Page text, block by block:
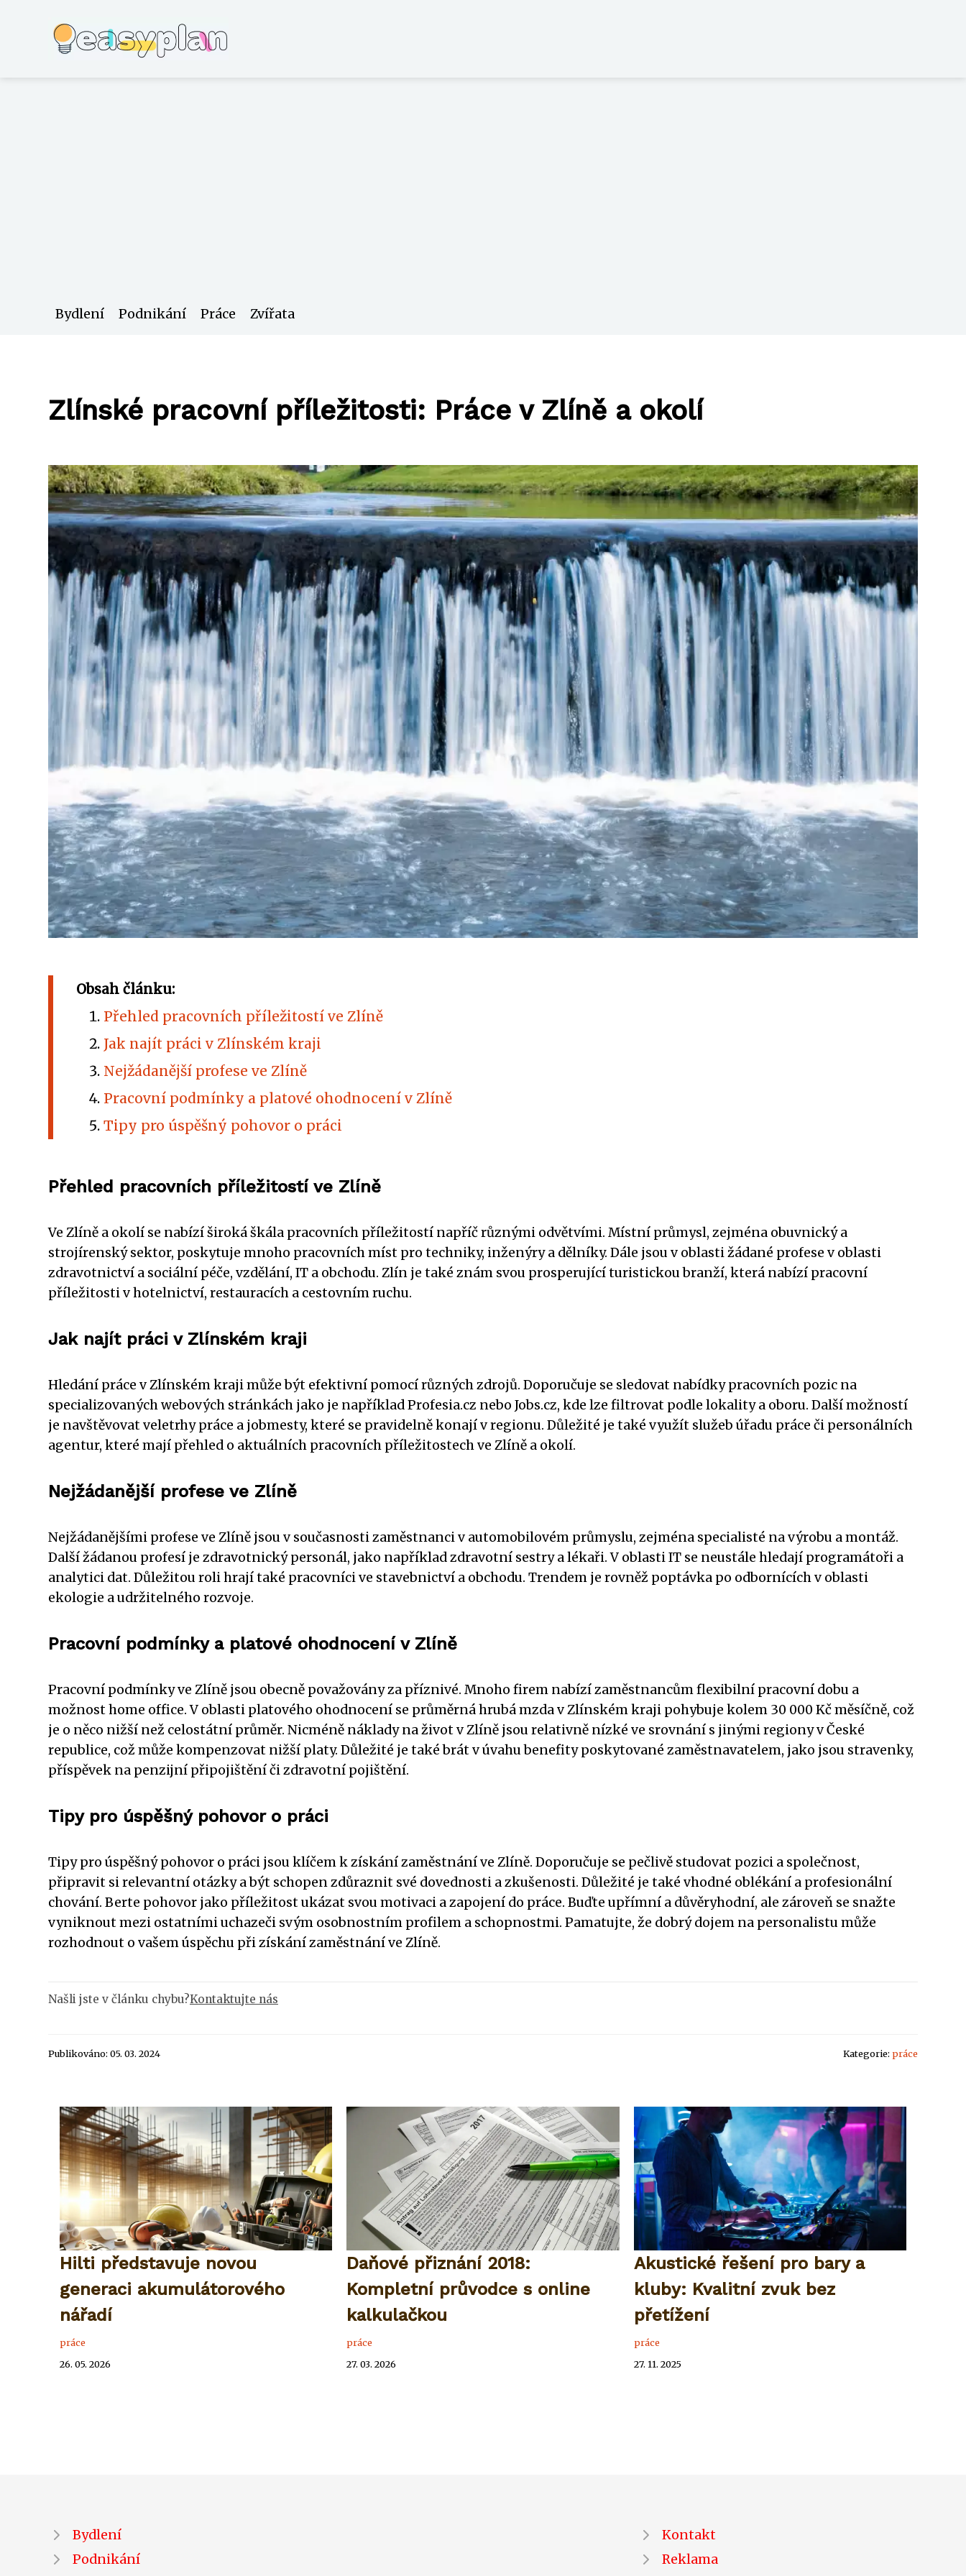
Bydlení Podnikání Práce Zvířata
Zlínské pracovní příležitosti: Práce v Zlíně a okolí
Obsah článku:
Přehled pracovních příležitostí ve Zlíně
Jak najít práci v Zlínském kraji
Nejžádanější profese ve Zlíně
Pracovní podmínky a platové ohodnocení v Zlíně
Tipy pro úspěšný pohovor o práci
Přehled pracovních příležitostí ve Zlíně
Ve Zlíně a okolí se nabízí široká škála pracovních příležitostí napříč různými odvětvími. Místní průmysl, zejména obuvnický a
strojírenský sektor, poskytuje mnoho pracovních míst pro techniky, inženýry a dělníky. Dále jsou v oblasti žádané profese v oblasti
zdravotnictví a sociální péče, vzdělání, IT a obchodu. Zlín je také znám svou prosperující turistickou branží, která nabízí pracovní
příležitosti v hotelnictví, restauracích a cestovním ruchu.
Jak najít práci v Zlínském kraji
Hledání práce v Zlínském kraji může být efektivní pomocí různých zdrojů. Doporučuje se sledovat nabídky pracovních pozic na
specializovaných webových stránkách jako je například Profesia.cz nebo Jobs.cz, kde lze filtrovat podle lokality a oboru. Další možností
je navštěvovat veletrhy práce a jobmesty, které se pravidelně konají v regionu. Důležité je také využít služeb úřadu práce či personálních
agentur, které mají přehled o aktuálních pracovních příležitostech ve Zlíně a okolí.
Nejžádanější profese ve Zlíně
Nejžádanějšími profese ve Zlíně jsou v současnosti zaměstnanci v automobilovém průmyslu, zejména specialisté na výrobu a montáž.
Další žádanou profesí je zdravotnický personál, jako například zdravotní sestry a lékaři. V oblasti IT se neustále hledají programátoři a
analytici dat. Důležitou roli hrají také pracovníci ve stavebnictví a obchodu. Trendem je rovněž poptávka po odbornících v oblasti
ekologie a udržitelného rozvoje.
Pracovní podmínky a platové ohodnocení v Zlíně
Pracovní podmínky ve Zlíně jsou obecně považovány za příznivé. Mnoho firem nabízí zaměstnancům flexibilní pracovní dobu a
možnost home office. V oblasti platového ohodnocení se průměrná hrubá mzda v Zlínském kraji pohybuje kolem 30 000 Kč měsíčně, což
je o něco nižší než celostátní průměr. Nicméně náklady na život v Zlíně jsou relativně nízké ve srovnání s jinými regiony v České
republice, což může kompenzovat nižší platy. Důležité je také brát v úvahu benefity poskytované zaměstnavatelem, jako jsou stravenky,
příspěvek na penzijní připojištění či zdravotní pojištění.
Tipy pro úspěšný pohovor o práci
Tipy pro úspěšný pohovor o práci jsou klíčem k získání zaměstnání ve Zlíně. Doporučuje se pečlivě studovat pozici a společnost,
připravit si relevantní otázky a být schopen zdůraznit své dovednosti a zkušenosti. Důležité je také vhodné oblékání a profesionální
chování. Berte pohovor jako příležitost ukázat svou motivaci a zapojení do práce. Buďte upřímní a důvěryhodní, ale zároveň se snažte
vyniknout mezi ostatními uchazeči svým osobnostním profilem a schopnostmi. Pamatujte, že dobrý dojem na personalistu může
rozhodnout o vašem úspěchu při získání zaměstnání ve Zlíně.
Našli jste v článku chybu?Kontaktujte nás
Publikováno: 05. 03. 2024 Kategorie: práce
Hilti představuje novou
generaci akumulátorového
nářadí
práce
26. 05. 2026
Daňové přiznání 2018:
Kompletní průvodce s online
kalkulačkou
práce
27. 03. 2026
Akustické řešení pro bary a
kluby: Kvalitní zvuk bez
přetížení
práce
27. 11. 2025
Bydlení
Podnikání
Kontakt
Reklama